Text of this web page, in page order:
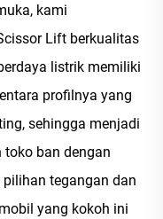
kami
Lift berkualitas
listrik memiliki
profilnya yang
sehingga menjadi
ban dengan
tegangan dan
yang kokoh ini